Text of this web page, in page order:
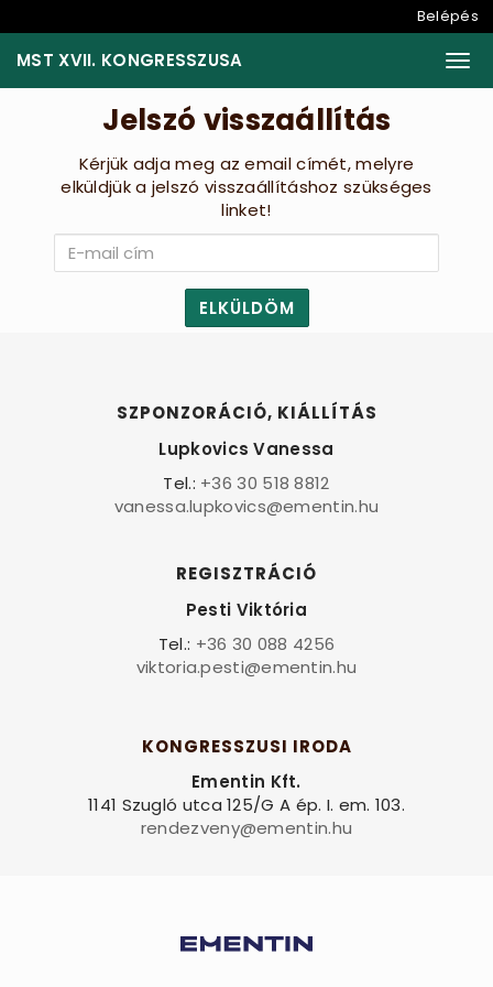
Belépés
MST XVII. KONGRESSZUSA
Jelszó visszaállítás
Kérjük adja meg az email címét, melyre
elküldjük a jelszó visszaállításhoz szükséges
linket!
ELKÜLDÖM
SZPONZORÁCIÓ, KIÁLLÍTÁS
Lupkovics Vanessa
Tel.: +36 30 518 8812
vanessa.lupkovics@ementin.hu
REGISZTRÁCIÓ
Pesti Viktória
Tel.: +36 30 088 4256
viktoria.pesti@ementin.hu
KONGRESSZUSI IRODA
Ementin Kft.
1141 Szugló utca 125/G A ép. I. em. 103.
rendezveny@ementin.hu